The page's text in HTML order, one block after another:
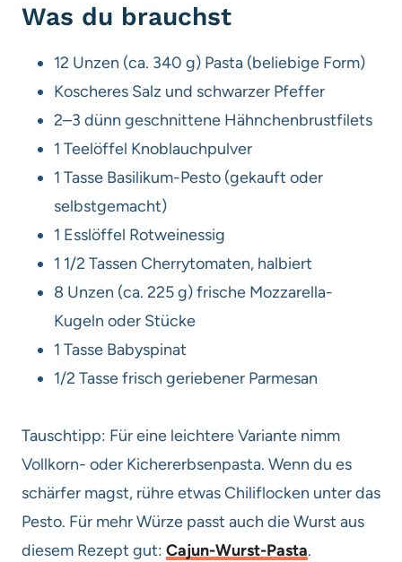
Was du brauchst
12 Unzen (ca. 340 g) Pasta (beliebige Form)
Koscheres Salz und schwarzer Pfeffer
2–3 dünn geschnittene Hähnchenbrustfilets
1 Teelöffel Knoblauchpulver
1 Tasse Basilikum-Pesto (gekauft oder
selbstgemacht)
1 Esslöffel Rotweinessig
1 1/2 Tassen Cherrytomaten, halbiert
8 Unzen (ca. 225 g) frische Mozzarella-
Kugeln oder Stücke
1 Tasse Babyspinat
1/2 Tasse frisch geriebener Parmesan
Tauschtipp: Für eine leichtere Variante nimm
Vollkorn- oder Kichererbsenpasta. Wenn du es
schärfer magst, rühre etwas Chiliflocken unter das
Pesto. Für mehr Würze passt auch die Wurst aus
diesem Rezept gut: Cajun-Wurst-Pasta.